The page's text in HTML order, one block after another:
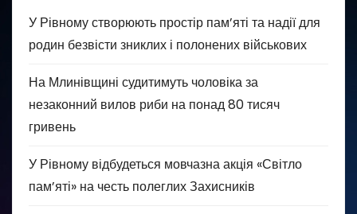
У Рівному створюють простір пам’яті та надії для
родин безвісти зниклих і полонених військових
На Млинівщині судитимуть чоловіка за
незаконний вилов риби на понад 80 тисяч
гривень
У Рівному відбудеться мовчазна акція «Світло
пам’яті» на честь полеглих Захисників